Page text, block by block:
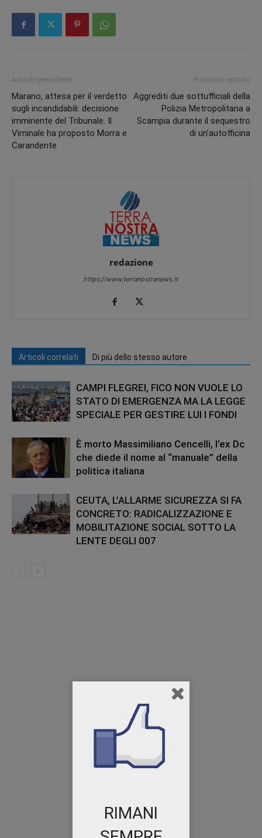
Articolo precedente
Marano, attesa per il verdetto
sugli incandidabili: decisione
imminente del Tribunale. Il
Viminale ha proposto Morra e
Carandente
Prossimo articolo
Aggrediti due sottufficiali della
Polizia Metropolitana a
Scampia durante il sequestro
di un’autofficina
redazione
https://www.terranostranews.it
Articoli correlati Di più dello stesso autore
CAMPI FLEGREI, FICO NON VUOLE LO
STATO DI EMERGENZA MA LA LEGGE
SPECIALE PER GESTIRE LUI I FONDI
È morto Massimiliano Cencelli, l’ex Dc
che diede il nome al “manuale” della
politica italiana
CEUTA, L’ALLARME SICUREZZA SI FA
CONCRETO: RADICALIZZAZIONE E
MOBILITAZIONE SOCIAL SOTTO LA
LENTE DEGLI 007
RIMANI